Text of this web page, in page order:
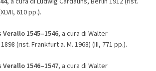
610 pp.).
1545–1546, a cura di Walter
(rist. Frankfurt a. M. 1968) (III, 771 pp.).
1546–1547, a cura di Walter